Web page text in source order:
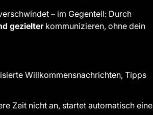
– im Gegenteil: Durch
gezielterkommunizieren, ohne dein
Willkommensnachrichten, Tipps
Zeit nicht an, startet automatisch eine